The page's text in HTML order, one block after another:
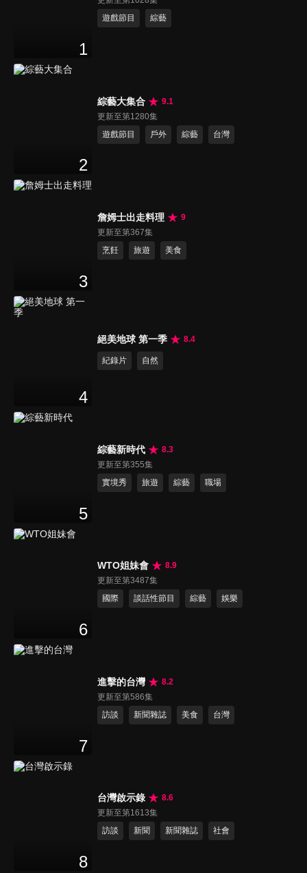
1
遊戲節目
綜藝
2
綜藝大集合
9.1
更新至第1280集
遊戲節目
戶外 綜藝 台灣
3
詹姆士出走料理
9
更新至第367集
烹飪
旅遊 美食
4
絕美地球 第一季 8.4
紀錄片 自然
5
綜藝新時代
8.3
更新至第355集
實境秀
旅遊 綜藝 職場
6
WTO姐妹會
8.9
更新至第3487集
國際
談話性節目 綜藝 娛樂
7
進擊的台灣
8.2
更新至第586集
訪談
新聞雜誌 美食 台灣
8
台灣啟示錄
8.6
更新至第1613集
訪談
新聞 新聞雜誌 社會